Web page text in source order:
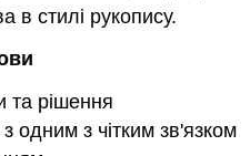
в стилі рукопису.
та рішення
одним з чітким зв'язком